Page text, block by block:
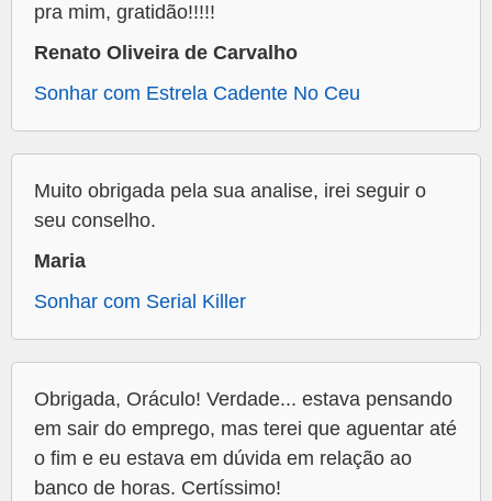
pra mim, gratidão!!!!!
Renato Oliveira de Carvalho
Sonhar com Estrela Cadente No Ceu
Muito obrigada pela sua analise, irei seguir o
seu conselho.
Maria
Sonhar com Serial Killer
Obrigada, Oráculo! Verdade... estava pensando
em sair do emprego, mas terei que aguentar até
o fim e eu estava em dúvida em relação ao
banco de horas. Certíssimo!